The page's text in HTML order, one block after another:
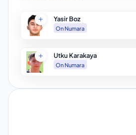
Yasir Boz
On Numara
Utku Karakaya
On Numara